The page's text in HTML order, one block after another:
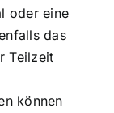
oder eine
das
Teilzeit
können